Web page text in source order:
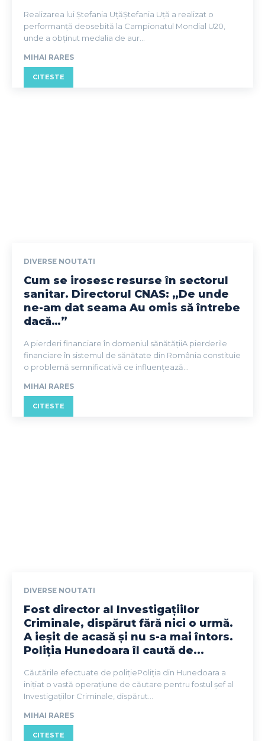
Realizarea lui Ștefania UțăȘtefania Uță a realizat o
performanță deosebită la Campionatul Mondial U20,
unde a obținut medalia de aur...
MIHAI RARES
CITESTE
DIVERSE NOUTATI
Cum se irosesc resurse în sectorul
sanitar. Directorul CNAS: „De unde
ne-am dat seama Au omis să întrebe
dacă…”
A pierderi financiare în domeniul sănătățiiA pierderile
financiare în sistemul de sănătate din România constituie
o problemă semnificativă ce influențează...
MIHAI RARES
CITESTE
DIVERSE NOUTATI
Fost director al Investigațiilor
Criminale, dispărut fără nici o urmă.
A ieșit de acasă și nu s-a mai întors.
Poliția Hunedoara îl caută de...
Căutările efectuate de polițiePoliția din Hunedoara a
inițiat o vastă operațiune de căutare pentru fostul șef al
Investigațiilor Criminale, dispărut...
MIHAI RARES
CITESTE